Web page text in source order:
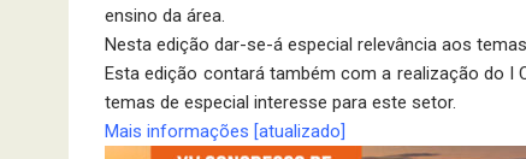
ensino da área.
Nesta edição dar-se-á especial relevância aos
Esta edição contará também com a realização do I
temas de especial interesse para este setor.
Mais informações [atualizado]